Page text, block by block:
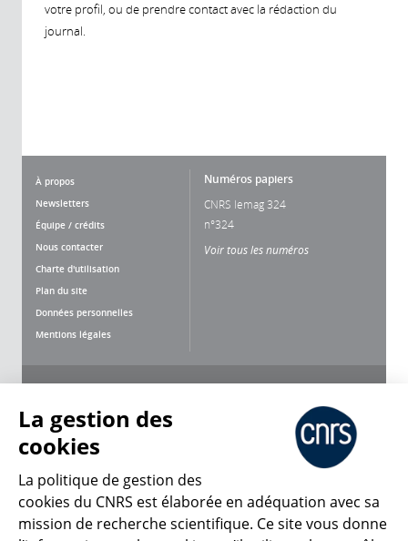
votre profil, ou de prendre contact avec la rédaction du
journal.
À propos
Newsletters
Équipe / crédits
Nous contacter
Charte d'utilisation
Plan du site
Données personnelles
Mentions légales
Numéros papiers
CNRS lemag 324
n°324
Voir tous les numéros
CNRS Le Mag
La gestion des
cookies
La politique de gestion des
cookies du CNRS est élaborée en adéquation avec sa
mission de recherche scientifique. Ce site vous donne